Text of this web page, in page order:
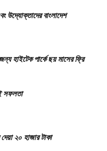
উদ্যোক্তাদের বাংলাদেশ
হাইটেক পার্কে ছয় মাসের ফ্রি
সফলতা
২০ হাজার টাকা